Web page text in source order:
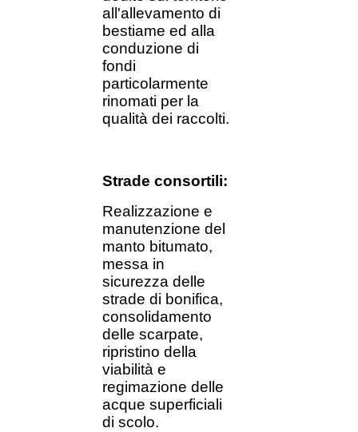
all'allevamento di
bestiame ed alla
conduzione di
fondi
particolarmente
rinomati per la
qualità dei raccolti.
Strade consortili:
Realizzazione e
manutenzione del
manto bitumato,
messa in
sicurezza delle
strade di bonifica,
consolidamento
delle scarpate,
ripristino della
viabilità e
regimazione delle
acque superficiali
di scolo.